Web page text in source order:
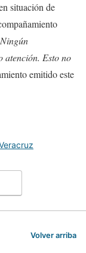
situación de
atención. Esto no
emitido este
Volver arriba